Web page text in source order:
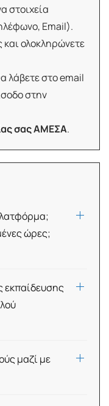
στοιχεία
Email).
ολοκληρώνετε
λάβετε στο email
στην
σας ΑΜΕΣΑ.
ώρες;
εκπαίδευσης
μαζί με